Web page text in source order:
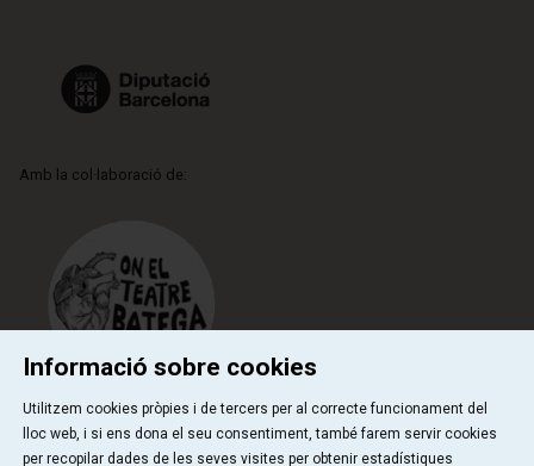
Amb la col·laboració de:
Informació sobre cookies
Utilitzem cookies pròpies i de tercers per al correcte funcionament del
lloc web, i si ens dona el seu consentiment, també farem servir cookies
per recopilar dades de les seves visites per obtenir estadístiques